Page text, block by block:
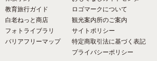
教育旅行ガイド
白老ねっと商店
フォトライブラリ
バリアフリーマップ
ロゴマークについて
観光案内所のご案内
サイトポリシー
特定商取引法に基づく表記
プライバシーポリシー